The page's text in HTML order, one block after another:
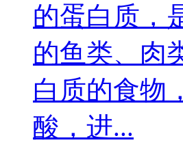
的蛋白质，
的鱼类、肉
白质的食物
酸，进...